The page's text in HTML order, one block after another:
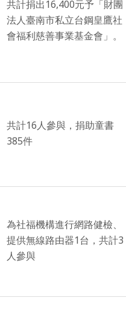
共計捐出16,400元予「財團
法人臺南市私立台鋼皇鷹社
會福利慈善事業基金會」。
共計16人參與，捐助童書
385件
為社福機構進行網路健檢、
提供無線路由器1台，共計3
人參與